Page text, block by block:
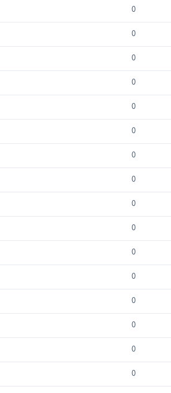
0
0
0
0
0
0
0
0
0
0
0
0
0
0
0
0